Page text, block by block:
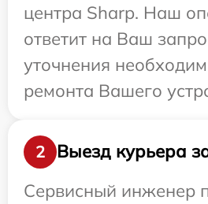
центра Sharp. Наш
ответит на Ваш
уточнения
ремонта Вашего
2
Выезд курьера
Сервисный инженер